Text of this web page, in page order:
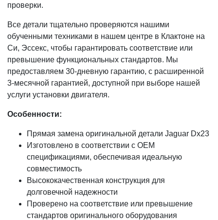
проверки.
Все детали тщательно проверяются нашими
обученными техниками в нашем центре в Клактоне на
Си, Эссекс, чтобы гарантировать соответствие или
превышение функциональных стандартов. Мы
предоставляем 30-дневную гарантию, с расширенной
3-месячной гарантией, доступной при выборе нашей
услуги установки двигателя.
Особенности:
Прямая замена оригинальной детали Jaguar Dx23
Изготовлено в соответствии с OEM
спецификациями, обеспечивая идеальную
совместимость
Высококачественная конструкция для
долговечной надежности
Проверено на соответствие или превышение
стандартов оригинального оборудования